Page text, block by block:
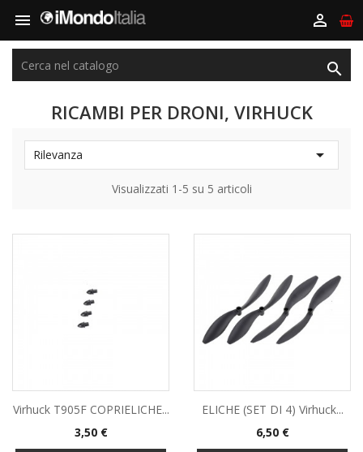
 

RICAMBI PER DRONI, VIRHUCK
Rilevanza 
Visualizzati 1-5 su 5 articoli
Virhuck T905F COPRIELICHE...
Prezzo
3,50 €
ELICHE (SET DI 4) Virhuck...
Prezzo
6,50 €